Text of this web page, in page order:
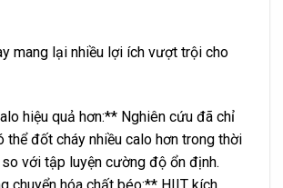
mang lại nhiều lợi ích vượt trội cho
hiệu quả hơn:** Nghiên cứu đã chỉ
thể đốt cháy nhiều calo hơn trong thời
với tập luyện cường độ ổn định.